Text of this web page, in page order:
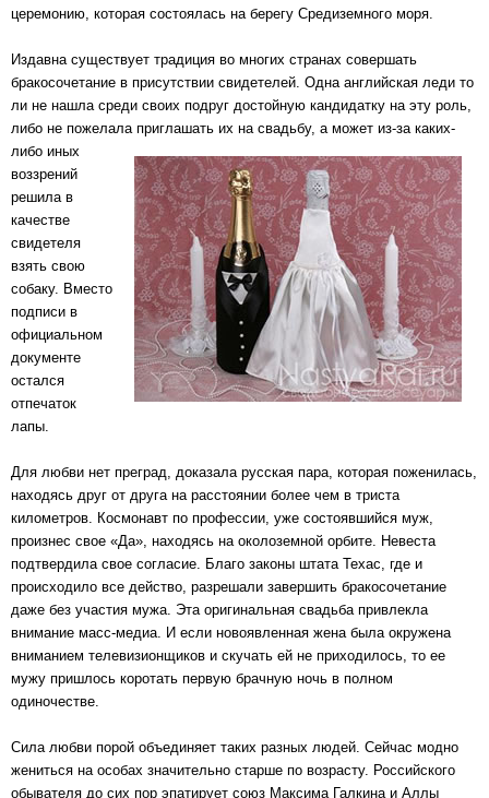
церемонию, которая состоялась на берегу Средиземного моря.
Издавна существует традиция во многих странах совершать
бракосочетание в присутствии свидетелей. Одна английская леди то
ли не нашла среди своих подруг достойную кандидатку на эту роль,
либо не пожелала приглашать их на свадьбу, а может из-за каких-
либо иных
воззрений
решила в
качестве
свидетеля
взять свою
собаку. Вместо
подписи в
официальном
документе
остался
отпечаток
лапы.
Для любви нет преград, доказала русская пара, которая поженилась,
находясь друг от друга на расстоянии более чем в триста
километров. Космонавт по профессии, уже состоявшийся муж,
произнес свое «Да», находясь на околоземной орбите. Невеста
подтвердила свое согласие. Благо законы штата Техас, где и
происходило все действо, разрешали завершить бракосочетание
даже без участия мужа. Эта оригинальная свадьба привлекла
внимание масс-медиа. И если новоявленная жена была окружена
вниманием телевизионщиков и скучать ей не приходилось, то ее
мужу пришлось коротать первую брачную ночь в полном
одиночестве.
Сила любви порой объединяет таких разных людей. Сейчас модно
жениться на особах значительно старше по возрасту. Российского
обывателя до сих пор эпатирует союз Максима Галкина и Аллы